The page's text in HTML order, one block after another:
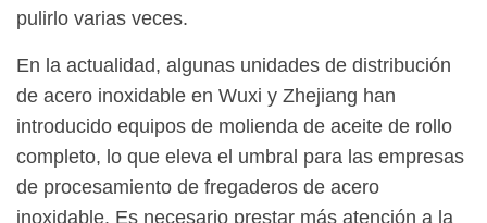
pulirlo varias veces.
En la actualidad, algunas unidades de distribución
de acero inoxidable en Wuxi y Zhejiang han
introducido equipos de molienda de aceite de rollo
completo, lo que eleva el umbral para las empresas
de procesamiento de fregaderos de acero
inoxidable. Es necesario prestar más atención a la